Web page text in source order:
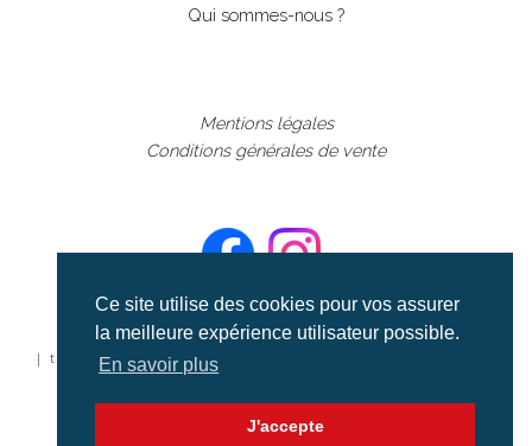
Ce site utilise des cookies pour vos assurer
la meilleure expérience utilisateur possible.
En savoir plus
J'accepte
Qui sommes-nous ?
Mentions légales
Conditions générales de vente
©aerialcollection marque déposée 2024
| tous droits réservés | aerialcollection.fr banque d'images
aériennes et documentaires video et cinéma |